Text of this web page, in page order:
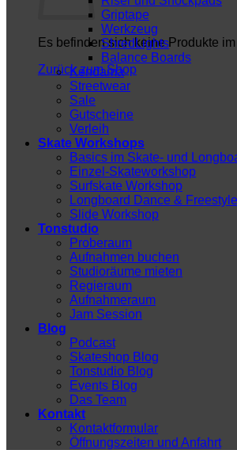
Es befinden sich keine Produkte
Zurück zum Shop
Griptape
Werkzeug
ShredLights
Balance Boards
Kendama
Streetwear
Sale
Gutscheine
Verleih
Skate Workshops
Basics im Skate- und
Einzel-Skateworkshop
Surfskate Workshop
Longboard Dance &
Slide Workshop
Tonstudio
Proberaum
Aufnahmen buchen
Studioräume mieten
Regieraum
Aufnahmeraum
Jam Session
Blog
Podcast
Skateshop Blog
Tonstudio Blog
Events Blog
Das Team
Kontakt
Kontaktformular
Öffnungszeiten und Anfahrt